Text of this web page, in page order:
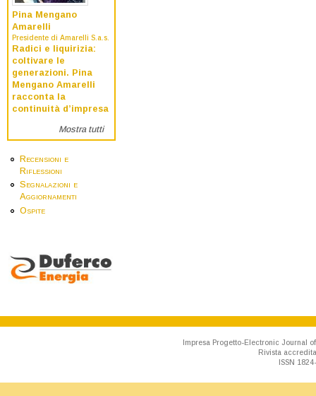
Pina Mengano
Amarelli
Presidente di Amarelli S.a.s.
Radici e liquirizia:
coltivare le
generazioni. Pina
Mengano Amarelli
racconta la
continuità d’impresa
Mostra tutti
Recensioni e
Riflessioni
Segnalazioni e
Aggiornamenti
Ospite
Impresa Progetto-Electronic Journal
Rivista
ISSN